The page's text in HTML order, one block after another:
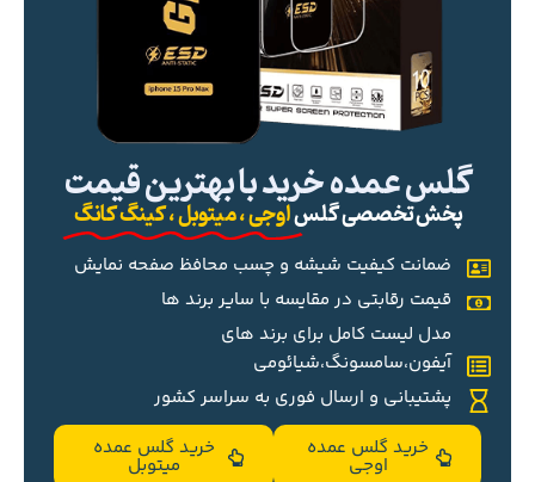
گلس عمده خرید با بهترین قیمت
پخش تخصصی گلساوجی ، میتوبل ، کینگ کانگ
ضمانت کیفیت شیشه و چسب محافظ صفحه نمایش
قیمت رقابتی در مقایسه با سایر برند ها
مدل لیست کامل برای برند های
آیفون،سامسونگ،شیائومی
پشتیبانی و ارسال فوری به سراسر کشور
خرید گلس عمده
اوجی
خرید گلس عمده
میتوبل